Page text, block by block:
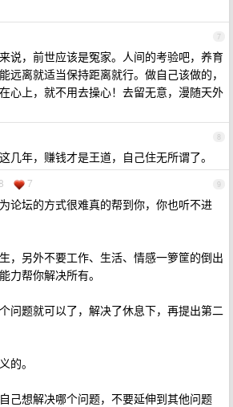
7
说，前世应该是冤家。人间的考验吧，养育
远离就适当保持距离就行。做自己该做的，
心上，就不用去操心！去留无意，漫随天外
8
几年，赚钱才是王道，自己住无所谓了。
9
7
论坛的方式很难真的帮到你，你也听不进
，另外不要工作、生活、情感一箩筐的倒出
力帮你解决所有。
问题就可以了，解决了休息下，再提出第二
的。
己想解决哪个问题，不要延伸到其他问题